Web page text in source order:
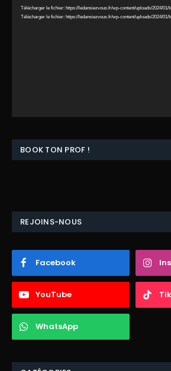
Télécharger le fichier: https://ledansiezvous.fr/wp-content/uploads/2024/01/
Télécharger le fichier: https://ledansiezvous.fr/wp-content/uploads/2024/01/
BOOK TON PROF !
REJOINS-NOUS
Facebook
YouTube
WhatsApp